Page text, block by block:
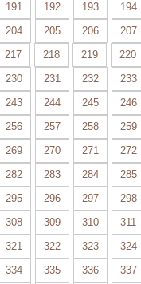
191 192 193 194
204 205 206 207
217 218 219 220
230 231 232 233
243 244 245 246
256 257 258 259
269 270 271 272
282 283 284 285
295 296 297 298
308 309 310 311
321 322 323 324
334 335 336 337